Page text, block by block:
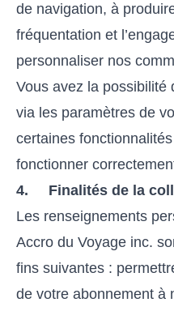
de navigation, à
fréquentation et
personnaliser nos
Vous avez la possibilité
via les paramètres de
certaines
fonctionner
4. Finalités de la
Les renseignements
Accro du Voyage inc.
fins suivantes :
de votre abonnement à